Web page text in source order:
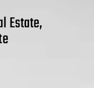
Estate,